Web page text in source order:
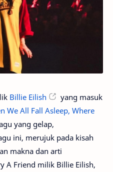
Billie Eilish
yang masuk
We All Fall Asleep, Where
yang gelap,
ini, merujuk pada kisah
makna dan arti
A Friend milik Billie Eilish,